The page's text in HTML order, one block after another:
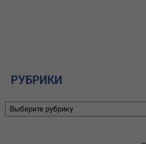
РУБРИКИ
Рубрики